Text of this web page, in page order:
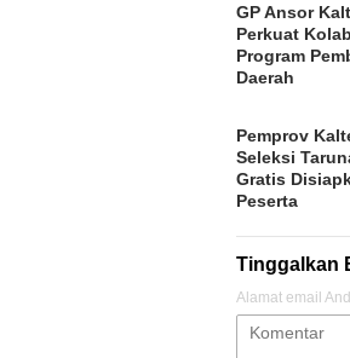
GP Ansor
Perkuat
Program
Daerah
Pemprov
Seleksi
Gratis
Peserta
Tinggalkan
Alamat email